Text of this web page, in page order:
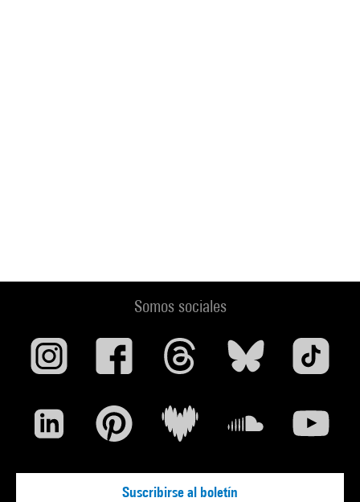
Somos sociales
Suscribirse al boletín